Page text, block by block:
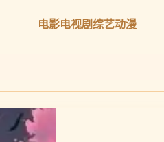
电影电视剧综艺动漫